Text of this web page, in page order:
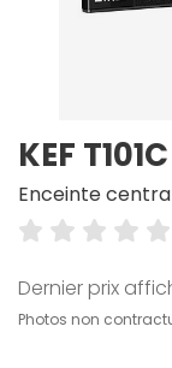
KEF T101C
Enceinte
Dernier prix
Photos non